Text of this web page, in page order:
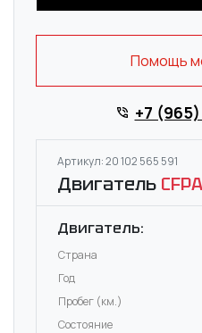
Помощь
+7
Артикул: 20 102 565 591
Двигатель CFPA
Двигатель:
Страна
Год
Пробег (км.)
Состояние